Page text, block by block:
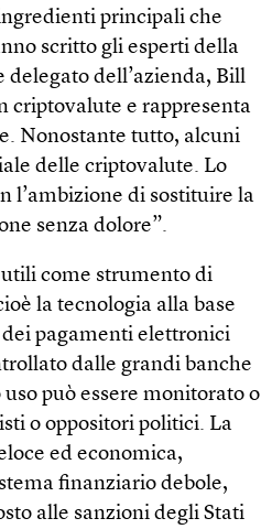
principali che
scritto gli esperti della
delegato dell’azienda, Bill
criptovalute e rappresenta
Nonostante tutto, alcuni
delle criptovalute. Lo
l’ambizione di sostituire la
senza dolore”.
come strumento di
la tecnologia alla base
pagamenti elettronici
dalle grandi banche
può essere monitorato o
o oppositori politici. La
ed economica,
finanziario debole,
alle sanzioni degli Stati